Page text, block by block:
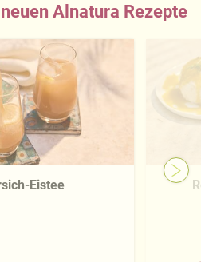
Alnatura Rezepte
Eistee